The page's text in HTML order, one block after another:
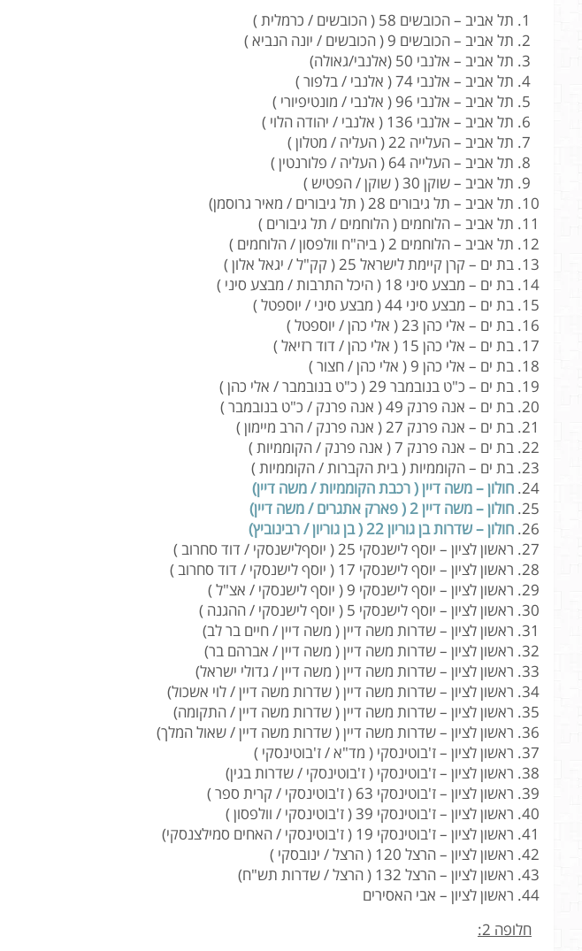
תל אביב – הכובשים 58 ( הכובשים / כרמלית )
תל אביב – הכובשים 9 ( הכובשים / יונה הנביא )
תל אביב – אלנבי 50 (אלנבי/גאולה)
תל אביב – אלנבי 74 ( אלנבי / בלפור )
תל אביב – אלנבי 96 ( אלנבי / מונטיפיורי )
תל אביב – אלנבי 136 ( אלנבי / יהודה הלוי )
תל אביב – העלייה 22 ( העליה / מטלון )
תל אביב – העלייה 64 ( העליה / פלורנטין )
תל אביב – שוקן 30 ( שוקן / הפטיש )
תל אביב – תל גיבורים 28 ( תל גיבורים / מאיר גרוסמן)
תל אביב – הלוחמים ( הלוחמים / תל גיבורים )
תל אביב – הלוחמים 2 ( ביה"ח וולפסון / הלוחמים )
בת ים – קרן קיימת לישראל 25 ( קק"ל / יגאל אלון )
בת ים – מבצע סיני 18 ( היכל התרבות / מבצע סיני )
בת ים – מבצע סיני 44 ( מבצע סיני / יוספטל )
בת ים – אלי כהן 23 ( אלי כהן / יוספטל )
בת ים – אלי כהן 15 ( אלי כהן / דוד רזיאל )
בת ים – אלי כהן 9 ( אלי כהן / חצור )
בת ים – כ"ט בנובמבר 29 ( כ"ט בנובמבר / אלי כהן )
בת ים – אנה פרנק 49 ( אנה פרנק / כ"ט בנובמבר )
בת ים – אנה פרנק 27 ( אנה פרנק / הרב מיימון )
בת ים – אנה פרנק 7 ( אנה פרנק / הקוממיות )
בת ים – הקוממיות ( בית הקברות / הקוממיות )
חולון – משה דיין ( רכבת הקוממיות / משה דיין)
חולון – משה דיין 2 ( פארק אתגרים / משה דיין)
חולון – שדרות בן גוריון 22 ( בן גוריון / רבינוביץ)
ראשון לציון – יוסף לישנסקי 25 ( יוסףלישנסקי / דוד סחרוב )
ראשון לציון – יוסף לישנסקי 17 ( יוסף לישנסקי / דוד סחרוב )
ראשון לציון – יוסף לישנסקי 9 ( יוסף לישנסקי / אצ"ל )
ראשון לציון – יוסף לישנסקי 5 ( יוסף לישנסקי / ההגנה )
ראשון לציון – שדרות משה דיין ( משה דיין / חיים בר לב)
ראשון לציון – שדרות משה דיין ( משה דיין / אברהם בר)
ראשון לציון – שדרות משה דיין ( משה דיין / גדולי ישראל)
ראשון לציון – שדרות משה דיין ( שדרות משה דיין / לוי אשכול)
ראשון לציון – שדרות משה דיין ( שדרות משה דיין / התקומה)
ראשון לציון – שדרות משה דיין ( שדרות משה דיין / שאול המלך)
ראשון לציון – ז'בוטינסקי ( מד"א / ז'בוטינסקי )
ראשון לציון – ז'בוטינסקי ( ז'בוטינסקי / שדרות בגין)
ראשון לציון – ז'בוטינסקי 63 ( ז'בוטינסקי / קרית ספר )
ראשון לציון – ז'בוטינסקי 39 ( ז'בוטינסקי / וולפסון )
ראשון לציון – ז'בוטינסקי 19 ( ז'בוטינסקי / האחים סמילצנסקי)
ראשון לציון – הרצל 120 ( הרצל / ינובסקי )
ראשון לציון – הרצל 132 ( הרצל / שדרות תש"ח)
ראשון לציון – אבי האסירים
חלופה 2: